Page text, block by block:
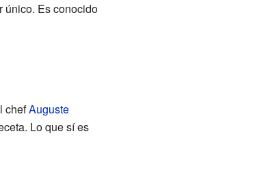
único. Es conocido
chefAuguste
Lo que sí es